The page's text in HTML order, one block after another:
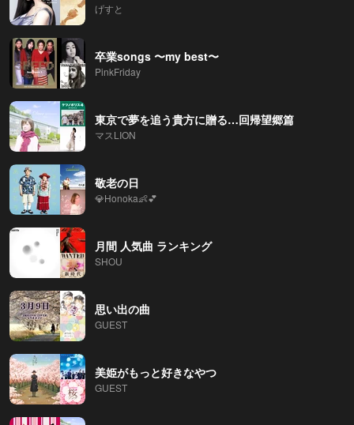
げすと
卒業songs 〜my best〜
PinkFriday
東京で夢を追う貴方に贈る…回帰望郷篇
マスLION
敬老の日
💎Honoka👶💕
月間 人気曲 ランキング
SHOU
思い出の曲
GUEST
美姫がもっと好きなやつ
GUEST